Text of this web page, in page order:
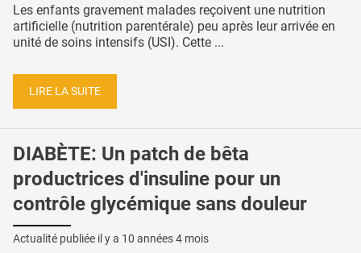
Les enfants gravement malades reçoivent une nutrition
artificielle (nutrition parentérale) peu après leur arrivée en
unité de soins intensifs (USI). Cette ...
LIRE LA SUITE
DIABÈTE: Un patch de bêta
productrices d'insuline pour un
contrôle glycémique sans douleur
Actualité publiée il y a 10 années 4 mois